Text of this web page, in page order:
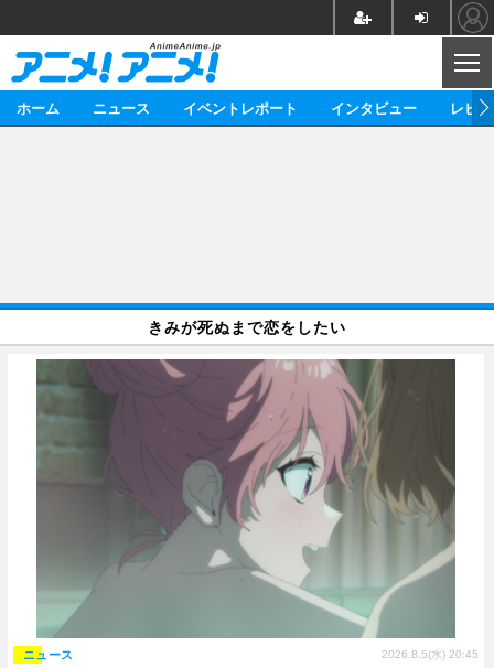
イベント 海外
海外イベント ビジネス
俳優・タレント アーティスト
ビジネス
レビュー
アニメ 実写
イベント
座談会
動画
アニメ 映画/ドラマ
ABEMA Cafe
連載・コラム
ホーム ニュース イベントレポート インタビュー レビ
きみが死ぬまで恋をしたい
ニュース 2026.8.5(水) 20:45